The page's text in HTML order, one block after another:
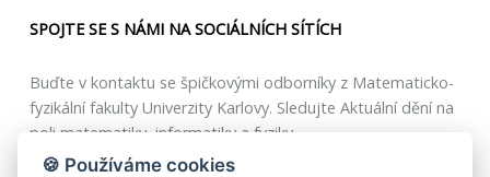
SPOJTE SE S NÁMI NA SOCIÁLNÍCH SÍTÍCH
Buďte v kontaktu se špičkovými odborníky z Matematicko-
fyzikální fakulty Univerzity Karlovy. Sledujte Aktuální dění na
poli matematiky, informatiky a fyziky.
🍪 Používáme cookies